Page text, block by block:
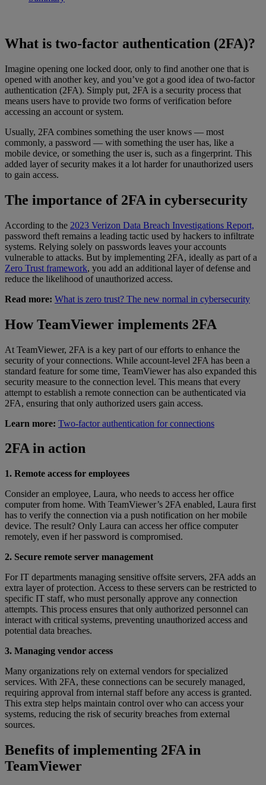
What is two-factor authentication (2FA)?
Imagine opening one locked door, only to find another one that is
opened with another key, and you’ve got a good idea of two-factor
authentication (2FA). Simply put, 2FA is a security process that
means users have to provide two forms of verification before
accessing an account or system.
Usually, 2FA combines something the user knows — most
commonly, a password — with something the user has, like a
mobile device, or something the user is, such as a fingerprint. This
added layer of security makes it a lot harder for unauthorized users
to gain access.
The importance of 2FA in cybersecurity
According to the 2023 Verizon Data Breach Investigations Report,
password theft remains a leading tactic used by hackers to infiltrate
systems. Relying solely on passwords leaves your accounts
vulnerable to attacks. But by implementing 2FA, ideally as part of a
Zero Trust framework, you add an additional layer of defense and
reduce the likelihood of unauthorized access.
Read more: What is zero trust? The new normal in cybersecurity
How TeamViewer implements 2FA
At TeamViewer, 2FA is a key part of our efforts to enhance the
security of your connections. While account-level 2FA has been a
standard feature for some time, TeamViewer has also expanded this
security measure to the connection level. This means that every
attempt to establish a remote connection can be authenticated via
2FA, ensuring that only authorized users gain access.
Learn more: Two-factor authentication for connections
2FA in action
1. Remote access for employees
Consider an employee, Laura, who needs to access her office
computer from home. With TeamViewer’s 2FA enabled, Laura first
has to verify the connection via a push notification on her mobile
device. The result? Only Laura can access her office computer
remotely, even if her password is compromised.
2. Secure remote server management
For IT departments managing sensitive offsite servers, 2FA adds an
extra layer of protection. Access to these servers can be restricted to
specific IT staff, who must personally approve any connection
attempts. This process ensures that only authorized personnel can
interact with critical systems, preventing unauthorized access and
potential data breaches.
3. Managing vendor access
Many organizations rely on external vendors for specialized
services. With 2FA, these connections can be securely managed,
requiring approval from internal staff before any access is granted.
This extra step helps maintain control over who can access your
systems, reducing the risk of security breaches from external
sources.
Benefits of implementing 2FA in
TeamViewer